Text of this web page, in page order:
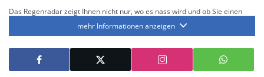
Das Regenradar zeigt Ihnen nicht nur, wo es nass wird und ob Sie einen
die Niederschlagsintensität. Diese bezieht sich laut offiziellen Richtlinien
jeweils auf die Niederschlagsmenge in l/m² pro Stunde Regen- bzw.
Schneefall. Die 6 Stufen sind wie folgt gegliedert: Die hellen Blautöne
symbolisieren leichte bis mäßige Regen- bzw. Schneefälle mit einer
Intensität bis 8.1 l/m² pro Stunde. Dunkelblau repräsentiert mäßige bis
starke Niederschläge bis 35 l/m² pro Stunde. Hier können bereits Gewitter
mehr Informationen anzeigen